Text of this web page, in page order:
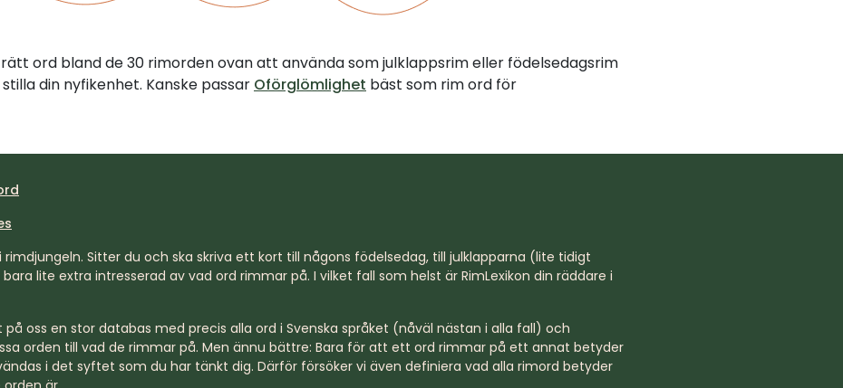
ord bland de 30 rimorden ovan att använda som julklappsrim eller födelsedagsrim
din nyfikenhet. Kanske passar Oförglömlighet bäst som rim ord för
rimdjungeln. Sitter du och ska skriva ett kort till någons födelsedag, till julklapparna (lite tidigt
lite extra intresserad av vad ord rimmar på. I vilket fall som helst är RimLexikon din räddare i
oss en stor databas med precis alla ord i Svenska språket (nåväl nästan i alla fall) och
orden till vad de rimmar på. Men ännu bättre: Bara för att ett ord rimmar på ett annat betyder
i det syftet som du har tänkt dig. Därför försöker vi även definiera vad alla rimord betyder